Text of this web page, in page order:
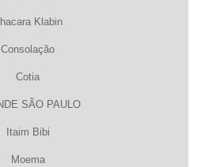
Klabin
Consolação
Cotia
SÃO PAULO
Itaim Bibi
Moema